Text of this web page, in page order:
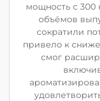
мощность с 300
объёмов
сократили
привело к
смог